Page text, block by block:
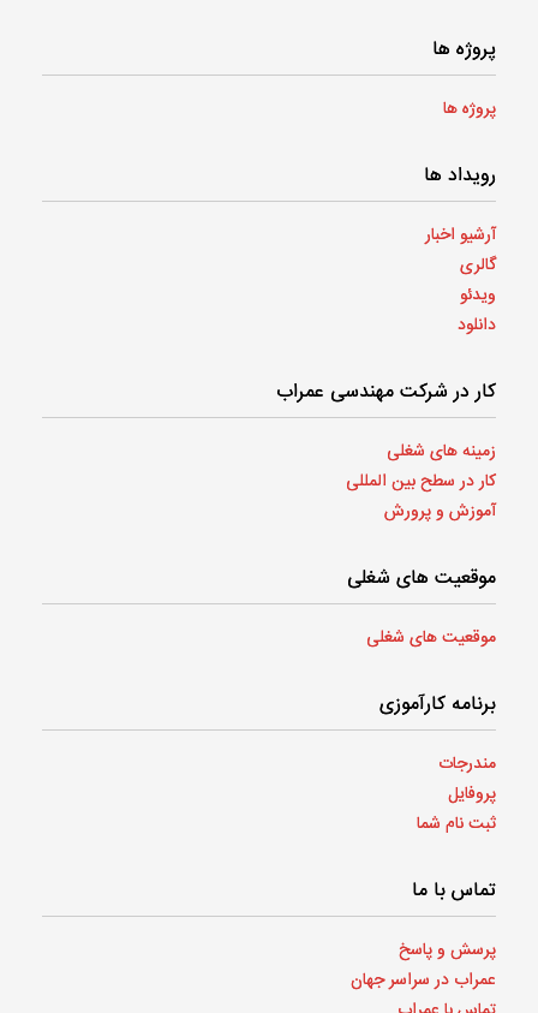
پروژه ها
پروژه ها
رویداد ها
آرشیو اخبار
گالری
ویدئو
دانلود
کار در شرکت مهندسی عمراب
زمینه های شغلی
کار در سطح بین المللی
آموزش و پرورش
موقعیت های شغلی
موقعیت های شغلی
برنامه کارآموزی
مندرجات
پروفایل
ثبت نام شما
تماس با ما
پرسش و پاسخ
عمراب در سراسر جهان